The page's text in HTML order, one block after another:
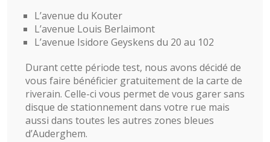
L’avenue du Kouter
L’avenue Louis Berlaimont
L’avenue Isidore Geyskens du 20 au 102
Durant cette période test, nous avons décidé de
vous faire bénéficier gratuitement de la carte de
riverain. Celle-ci vous permet de vous garer sans
disque de stationnement dans votre rue mais
aussi dans toutes les autres zones bleues
d’Auderghem.